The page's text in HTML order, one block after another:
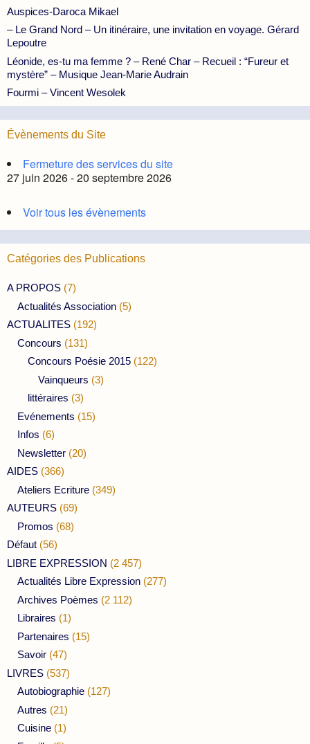
Auspices-Daroca Mikael
– Le Grand Nord – Un itinéraire, une invitation en voyage. Gérard
Lepoutre
Léonide, es-tu ma femme ? – René Char – Recueil : “Fureur et
mystère” – Musique Jean-Marie Audrain
Fourmi – Vincent Wesolek
Évènements du Site
Fermeture des services du site
27 juin 2026 - 20 septembre 2026
Voir tous les évènements
Catégories des Publications
A PROPOS (7)
Actualités Association (5)
ACTUALITES (192)
Concours (131)
Concours Poésie 2015 (122)
Vainqueurs (3)
littéraires (3)
Evénements (15)
Infos (6)
Newsletter (20)
AIDES (366)
Ateliers Ecriture (349)
AUTEURS (69)
Promos (68)
Défaut (56)
LIBRE EXPRESSION (2 457)
Actualités Libre Expression (277)
Archives Poèmes (2 112)
Libraires (1)
Partenaires (15)
Savoir (47)
LIVRES (537)
Autobiographie (127)
Autres (21)
Cuisine (1)